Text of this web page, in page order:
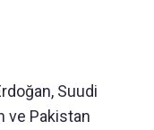
Suudi
ve Pakistan